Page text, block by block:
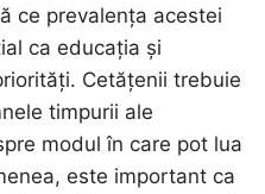
ce prevalența acestei
ca educația și
Cetățenii trebuie
timpurii ale
modul în care pot lua
este important ca